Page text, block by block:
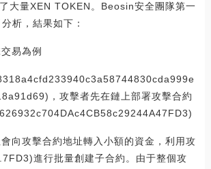
大量XEN TOKEN。Beosin安全團隊第一
析，結果如下：
易為例
，攻擊者先在鏈上部署攻擊合約
向攻擊合約地址轉入小額的資金，利用攻
進行批量創建子合約。由于整個攻